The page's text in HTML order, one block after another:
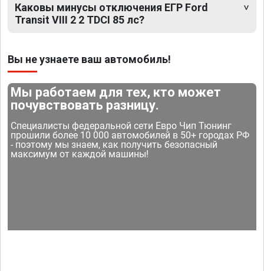
Каковы минусы отключения ЕГР Ford
Transit VIII 2 2 TDCI 85 лс?
Вы не узнаете ваш автомобиль!
Мы работаем для тех, кто может
почувствовать разницу.
Специалисты федеральной сети Евро Чип Тюнинг
прошили более 10 000 автомобилей в 50+ городах РФ
- поэтому мы знаем, как получить безопасный
максимум от каждой машины!